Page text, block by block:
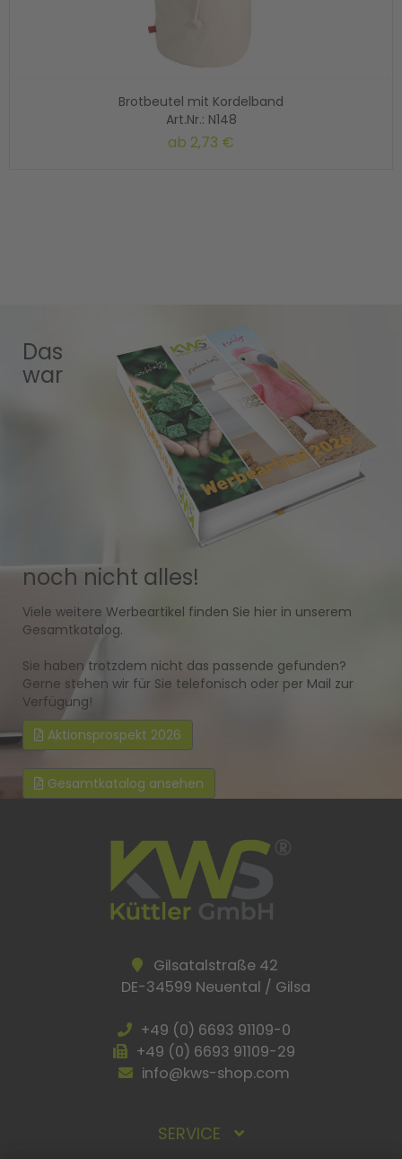
Brotbeutel mit Kordelband
Art.Nr.: N148
ab 2,73 €
Das
war
noch nicht alles!
Viele weitere Werbeartikel finden Sie hier in unserem
Gesamtkatalog.
Sie haben trotzdem nicht das passende gefunden?
Gerne stehen wir für Sie telefonisch oder per Mail zur
Verfügung!
Aktionsprospekt 2026
Gesamtkatalog ansehen
Gilsatalstraße 42
DE-34599 Neuental / Gilsa
+49 (0) 6693 91109-0
+49 (0) 6693 91109-29
info@kws-shop.com
SERVICE